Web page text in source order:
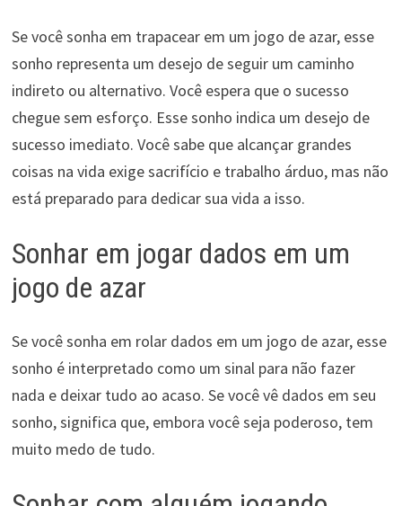
Se você sonha em trapacear em um jogo de azar, esse
sonho representa um desejo de seguir um caminho
indireto ou alternativo. Você espera que o sucesso
chegue sem esforço. Esse sonho indica um desejo de
sucesso imediato. Você sabe que alcançar grandes
coisas na vida exige sacrifício e trabalho árduo, mas não
está preparado para dedicar sua vida a isso.
Sonhar em jogar dados em um
jogo de azar
Se você sonha em rolar dados em um jogo de azar, esse
sonho é interpretado como um sinal para não fazer
nada e deixar tudo ao acaso. Se você vê dados em seu
sonho, significa que, embora você seja poderoso, tem
muito medo de tudo.